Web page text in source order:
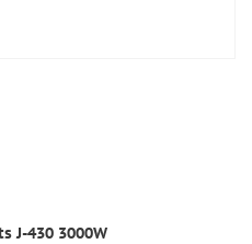
J-430 3000W